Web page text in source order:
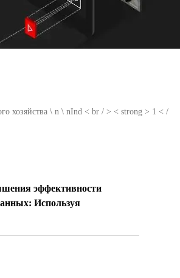
хозяйства \ n \ nInd < br / > < strong > 1 < /
эффективности
Используя